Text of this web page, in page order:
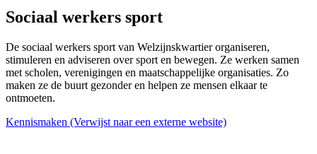
Sociaal werkers sport
De sociaal werkers sport van Welzijnskwartier organiseren,
stimuleren en adviseren over sport en bewegen. Ze werken samen
met scholen, verenigingen en maatschappelijke organisaties. Zo
maken ze de buurt gezonder en helpen ze mensen elkaar te
ontmoeten.
Kennismaken (Verwijst naar een externe website)